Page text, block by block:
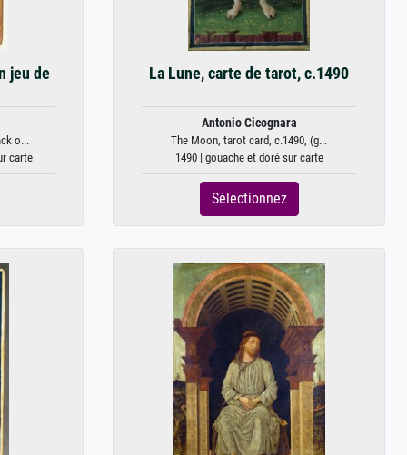
jeu de
o...
carte
La Lune, carte de tarot, c.1490
Antonio Cicognara
The Moon, tarot card, c.1490, (g...
1490 | gouache et doré sur carte
Sélectionnez